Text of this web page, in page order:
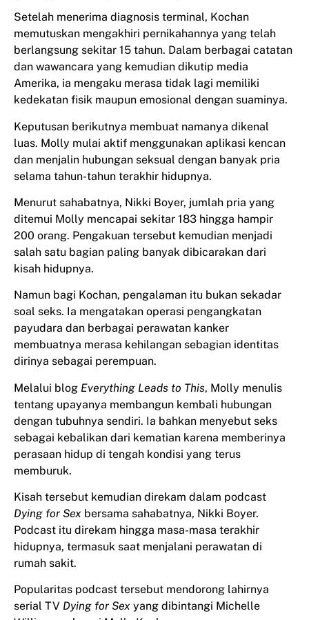
Setelah menerima diagnosis terminal, Kochan
memutuskan mengakhiri pernikahannya yang telah
berlangsung sekitar 15 tahun. Dalam berbagai catatan
dan wawancara yang kemudian dikutip media
Amerika, ia mengaku merasa tidak lagi memiliki
kedekatan fisik maupun emosional dengan suaminya.
Keputusan berikutnya membuat namanya dikenal
luas. Molly mulai aktif menggunakan aplikasi kencan
dan menjalin hubungan seksual dengan banyak pria
selama tahun-tahun terakhir hidupnya.
Menurut sahabatnya, Nikki Boyer, jumlah pria yang
ditemui Molly mencapai sekitar 183 hingga hampir
200 orang. Pengakuan tersebut kemudian menjadi
salah satu bagian paling banyak dibicarakan dari
kisah hidupnya.
Namun bagi Kochan, pengalaman itu bukan sekadar
soal seks. Ia mengatakan operasi pengangkatan
payudara dan berbagai perawatan kanker
membuatnya merasa kehilangan sebagian identitas
dirinya sebagai perempuan.
Melalui blog Everything Leads to This, Molly menulis
tentang upayanya membangun kembali hubungan
dengan tubuhnya sendiri. Ia bahkan menyebut seks
sebagai kebalikan dari kematian karena memberinya
perasaan hidup di tengah kondisi yang terus
memburuk.
Kisah tersebut kemudian direkam dalam podcast
Dying for Sex bersama sahabatnya, Nikki Boyer.
Podcast itu direkam hingga masa-masa terakhir
hidupnya, termasuk saat menjalani perawatan di
rumah sakit.
Popularitas podcast tersebut mendorong lahirnya
serial TV Dying for Sex yang dibintangi Michelle